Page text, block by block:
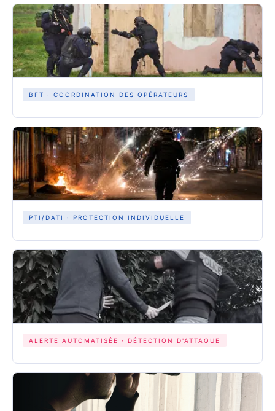
BFT · COORDINATION DES OPÉRATEURS
PTI/DATI · PROTECTION INDIVIDUELLE
ALERTE AUTOMATISÉE · DÉTECTION D'ATTAQUE